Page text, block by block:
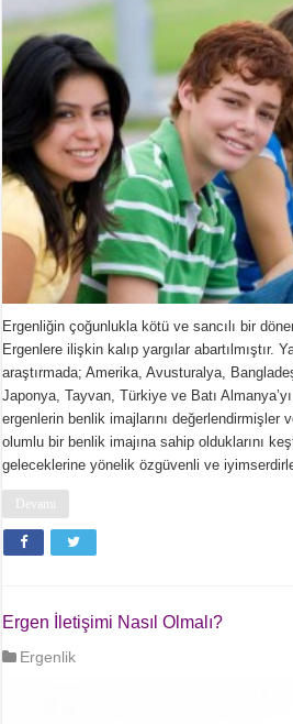
Ergenliğin çoğunlukla kötü ve sancılı bir
Ergenlere ilişkin kalıp yargılar abartılmıştır.
araştırmada; Amerika, Avusturalya,
Japonya, Tayvan, Türkiye ve Batı
ergenlerin benlik imajlarını değerlendirmişler
olumlu bir benlik imajına sahip olduklarını
geleceklerine yönelik özgüvenli ve
Devamı
Ergen İletişimi Nasıl Olmalı?
Ergenlik